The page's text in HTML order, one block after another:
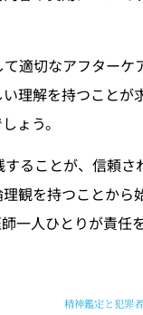
適切なアフターケ
理解を持つことが
ょう。
ることが、信頼さ
観を持つことから
一人ひとりが責任
精神鑑定と犯罪